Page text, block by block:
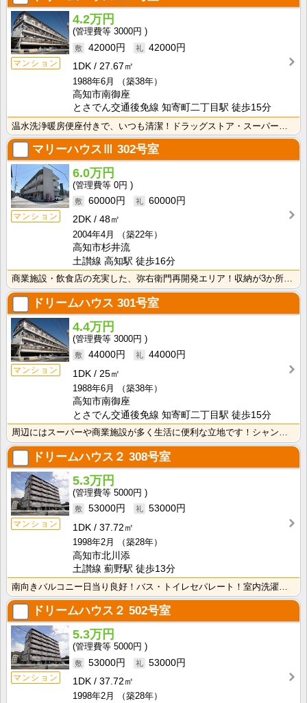
マンション
4.2万円
3000円
42000円
42000円
1DK
27.67㎡
1988年6月
（築38年）
高知市南御座
とさでん交通後免線 知寄町二丁目駅 徒歩15分
マリーハウスⅢ 302号室
マンション
6.0万円
0円
60000円
60000円
2DK
48㎡
2004年4月
（築22年）
高知市杉井流
土讃線 高知駅 徒歩16分
商業施設・飲食店の充実した、弥右衛門再開発エリア！収納が3か所あるので、荷物の多いファミリーも安心！･･･
ドリームハウス 301号室
マンション
4.4万円
3000円
44000円
44000円
1DK
25㎡
1988年6月
（築38年）
高知市南御座
とさでん交通後免線 知寄町二丁目駅 徒歩15分
周辺にはスーパーや商業施設が多く生活に便利な立地です！シャンプードレッサーが付いているので忙しい朝の･･･
ドリームハウス２ 308号室
マンション
5.3万円
5000円
53000円
53000円
1DK
37.72㎡
1998年2月
（築28年）
高知市北川添
土讃線 薊野駅 徒歩13分
ドリームハウス２ 502号室
マンション
5.3万円
5000円
53000円
53000円
1DK
37.72㎡
1998年2月
（築28年）